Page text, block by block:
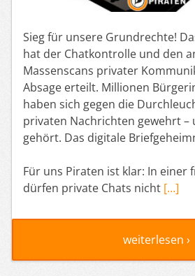
Sieg für unsere Grundrechte!
hat der Chatkontrolle und den
Massenscans privater
Absage erteilt. Millionen
haben sich gegen die
privaten Nachrichten gewehrt –
gehört. Das digitale
Für uns Piraten ist klar: In einer
dürfen private Chats nicht […]
weiterlesen ›